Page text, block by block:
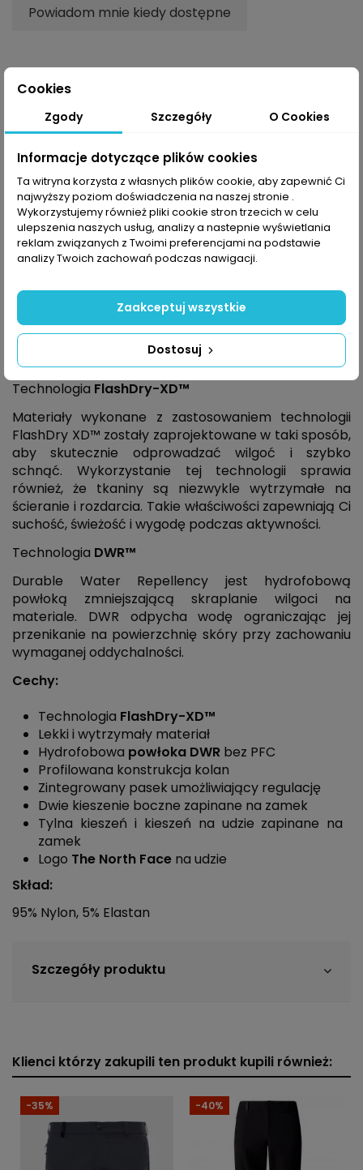
Powiadom mnie kiedy dostępne
Spodnie The North Face Lightning
mieszanki nylonowo-elastanowej są trwałe,
rozciągliwe i zaskakująco miękkie. Zostały
zaprojektowane w oparciu o technologię FlashDry-
XD™, która skutecznie odprowadza pot. Spodnie
posiadają profilowane kolana, dzięki czemu
podczas wspinaczki po skałach czy stopniach, jak i
podczas schodzenia ze szczytu. Zintegrowany pasek
umożliwia szybką regulację, a praktyczne kieszenie
zapinane na zamek zapewniają praktyczne miejsce
na drobiazgi.
Technologia FlashDry-XD™
Materiały wykonane z zastosowaniem technologii
FlashDry XD™ zostały zaprojektowane w taki sposób,
aby skutecznie odprowadzać wilgoć i szybko
schnąć. Wykorzystanie tej technologii sprawia
również, że tkaniny są niezwykle wytrzymałe na
ścieranie i rozdarcia. Takie właściwości zapewniają Ci
suchość, świeżość i wygodę podczas aktywności.
Technologia DWR™
Durable Water Repellency jest hydrofobową
powłoką zmniejszającą skraplanie wilgoci na
materiale. DWR odpycha wodę ograniczając jej
przenikanie na powierzchnię skóry przy zachowaniu
wymaganej oddychalności.
Cechy:
Technologia FlashDry-XD™
Lekki i wytrzymały materiał
Hydrofobowa powłoka DWR bez PFC
Profilowana konstrukcja kolan
Zintegrowany pasek umożliwiający regulację
Dwie kieszenie boczne zapinane na zamek
Tylna kieszeń i kieszeń na udzie zapinane na
zamek
Logo The North Face na udzie
Skład:
95% Nylon, 5% Elastan
Szczegóły produktu
Klienci którzy zakupili ten produkt kupili również:
-35% -40%
Cookies
Zgody Szczegóły O Cookies
Informacje dotyczące plików cookies
Ta witryna korzysta z własnych plików cookie, aby zapewnić Ci
najwyższy poziom doświadczenia na naszej stronie .
Wykorzystujemy również pliki cookie stron trzecich w celu
ulepszenia naszych usług, analizy a nastepnie wyświetlania
reklam związanych z Twoimi preferencjami na podstawie
analizy Twoich zachowań podczas nawigacji.
Dostosuj
Zaakceptuj wszystkie